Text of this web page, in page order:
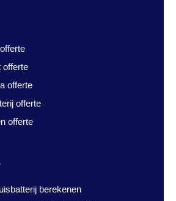
offerte
offerte
offerte
offerte
berekenen